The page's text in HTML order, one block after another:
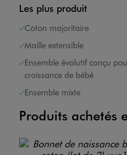
Image 6 sur 8
Image 7 sur 8
Les plus produit
Coton majoritaire
Maille extensible
Ensemble évolutif conçu
croissance de bébé
Ensemble mixte
Produits achetés